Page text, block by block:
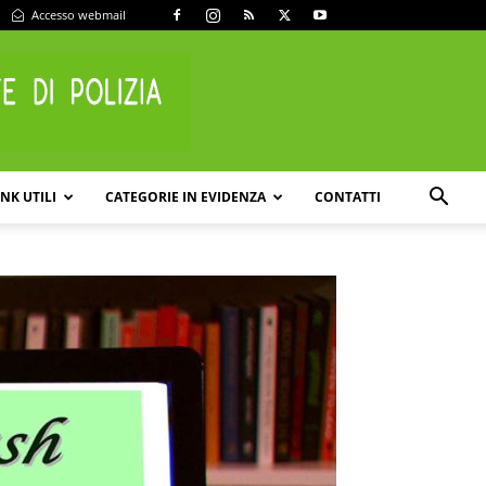
Accesso webmail
UTILI CATEGORIE IN EVIDENZA CONTATTI